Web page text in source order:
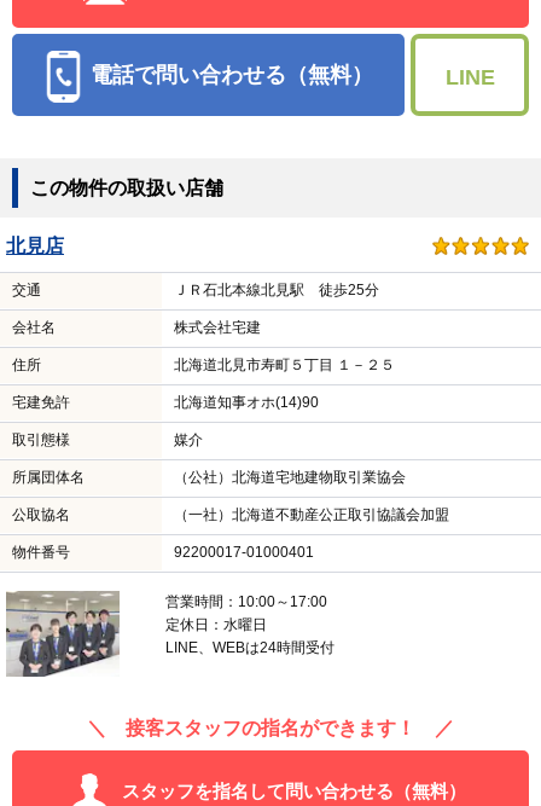
電話で問い合わせる（無料） LINE
この物件の取扱い店舗
北見店
交通 ＪＲ石北本線北見駅 徒歩25分
会社名 株式会社宅建
住所 北海道北見市寿町５丁目 １－２５
宅建免許 北海道知事オホ(14)90
取引態様 媒介
所属団体名 （公社）北海道宅地建物取引業協会
公取協名 （一社）北海道不動産公正取引協議会加盟
物件番号 92200017-01000401
営業時間：10:00～17:00
定休日：水曜日
LINE、WEBは24時間受付
＼ 接客スタッフの指名ができます！ ／
スタッフを指名して問い合わせる（無料）